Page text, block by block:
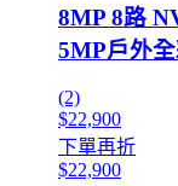
8MP 8路
5MP戶外
(2)
$22,900
下單再折
$22,900